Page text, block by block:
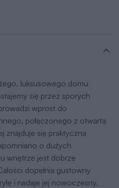
luksusowego domu
się przez sporych
wprost do
połączonego z otwartą
znajduje się praktyczna
o dużych
wnętrze jest dobrze
dopełnia gustowny
i nadaje jej nowoczesny,